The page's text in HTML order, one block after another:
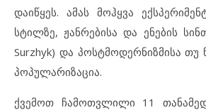
დაიწყეს. ამას მოჰყვა
სტილზე, ჟანრებისა და ენების
Surzhyk) და პოსტმოდერნიზმისა თუ
პოპულარიზაცია.
ქვემოთ ჩამოთვლილი 11